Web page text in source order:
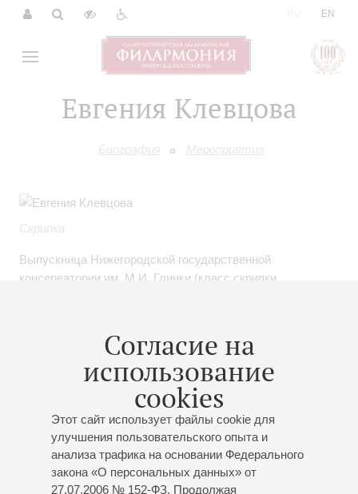
EN
Евгения Клевцова
Биография Мероприятия
Согласие на
использование
cookies
Этот сайт использует файлы cookie для
улучшения пользовательского опыта и
анализа трафика на основании Федерального
закона «О персональных данных» от
27.07.2006 № 152-ФЗ. Продолжая
Скрипка
Выпускница Нижегородской государственной
консерватории им. М.И. Глинки (класс скрипки
конкурса в Финляндии (II премия, 2011)
С 2005 года - солистка старейшей Филармонии Южного
региона России - Северо-Кавказской государственной
филармонии им. В.И. Сафонова. С 2009-2011 гг. -
оркестра им. В.И Сафонова.
С 2012 года работает в Государственной академической